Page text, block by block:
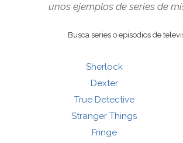
unos ejemplos de series de
Busca series o episodios de
Sherlock
Dexter
True Detective
Stranger Things
Fringe